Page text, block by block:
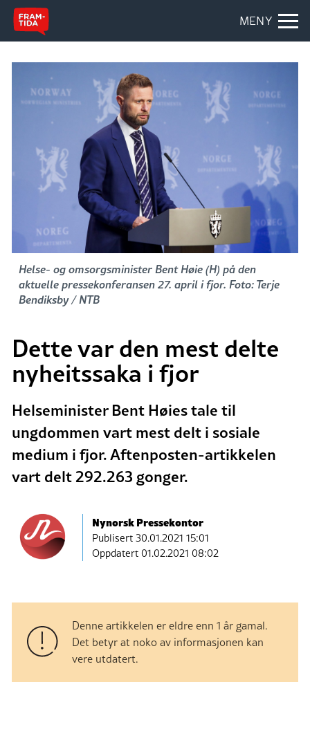
MENY
Helse- og omsorgsminister Bent Høie (H) på den
aktuelle pressekonferansen 27. april i fjor. Foto: Terje
Bendiksby / NTB
Dette var den mest delte
nyheitssaka i fjor
Helseminister Bent Høies tale til
ungdommen vart mest delt i sosiale
medium i fjor. Aftenposten-artikkelen
vart delt 292.263 gonger.
Nynorsk Pressekontor
Publisert30.01.2021 15:01
Oppdatert 01.02.2021 08:02
Denne artikkelen er eldre enn 1 år gamal.
Det betyr at noko av informasjonen kan
vere utdatert.